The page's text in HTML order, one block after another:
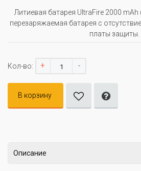
Литиевая батарея UltraFire 2000
перезаряжаемая батарея с
платы защиты.
Кол-во: + -
В корзину
Описание